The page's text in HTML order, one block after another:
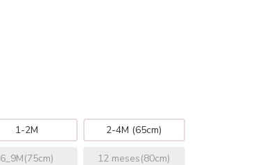
1-2M 2-4M (65cm)
6_9M(75cm) 12 meses(80cm)